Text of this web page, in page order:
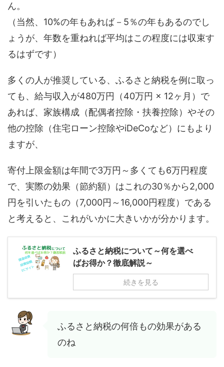
ん。
（当然、10%の年もあれば－5％の年もあるのでし
ょうが、年数を重ねれば平均はこの程度には収束す
るはずです）
多くの人が推奨している、ふるさと納税を例に取っ
ても、給与収入が480万円（40万円 × 12ヶ月）で
あれば、家族構成（配偶者控除・扶養控除）やその
他の控除（住宅ローン控除やiDeCoなど）にもより
ますが、
寄付上限金額は年間で3万円～多くても6万円程度
で、実際の効果（節約額）はこれの30％から2,000
円を引いたもの（7,000円～16,000円程度）である
と考えると、これがいかに大きいかが分かります。
ふるさと納税について～何を選べ
ばお得か？徹底解説～
続きを見る
ふるさと納税の何倍もの効果がある
のね